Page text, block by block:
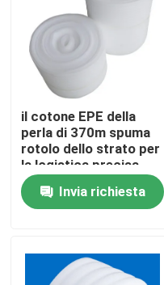
Video
Materiali di
La lana di vetro
Pannello in lana di vetro
Pannello sandwich in
il cotone EPE della
perla di 370m spuma
rotolo dello strato per
la logistica precisa
Invia richiesta